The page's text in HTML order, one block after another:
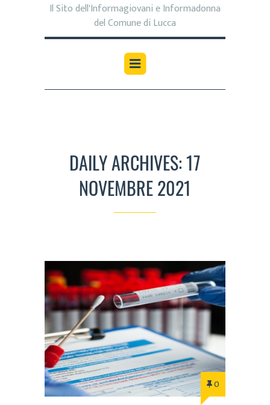
Il Sito dell'Informagiovani e Informadonna
del Comune di Lucca
DAILY ARCHIVES: 17
NOVEMBRE 2021
0